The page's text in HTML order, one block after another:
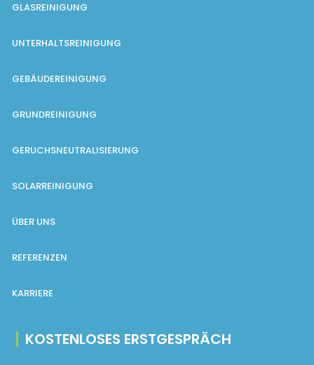
GLASREINIGUNG
UNTERHALTSREINIGUNG
GEBÄUDEREINIGUNG
GRUNDREINIGUNG
GERUCHSNEUTRALISIERUNG
SOLARREINIGUNG
ÜBER UNS
REFERENZEN
KARRIERE
KOSTENLOSES ERSTGESPRÄCH